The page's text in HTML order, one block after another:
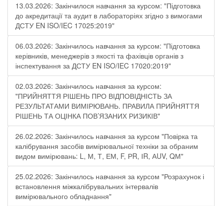
13.03.2026: Закінчилося навчання за курсом: "Підготовка
до акредитації та аудит в лабораторіях згідно з вимогами
ДСТУ EN ISO/IEC 17025:2019"
06.03.2026: Закінчилось навчання за курсом: "Підготовка
керівників, менеджерів з якості та фахівців органів з
інспектування за ДСТУ EN ISO/IEC 17020:2019"
02.03.2026: Закінчилось навчання за курсом:
"ПРИЙНЯТТЯ РІШЕНЬ ПРО ВІДПОВІДНІСТЬ ЗА
РЕЗУЛЬТАТАМИ ВИМІРЮВАНЬ. ПРАВИЛА ПРИЙНЯТТЯ
РІШЕНЬ ТА ОЦІНКА ПОВ’ЯЗАНИХ РИЗИКІВ"
26.02.2026: Закінчилось навчання за курсом "Повірка та
калібрування засобів вимірювальної техніки за обраним
видом вимірювань: L, М, Т, ЕМ, F, РR, ІR, АUV, QМ"
25.02.2026: Закінчилось навчання за курсом "Розрахунок і
встановлення міжкалібрувальних інтервалів
вимірювального обладнання"